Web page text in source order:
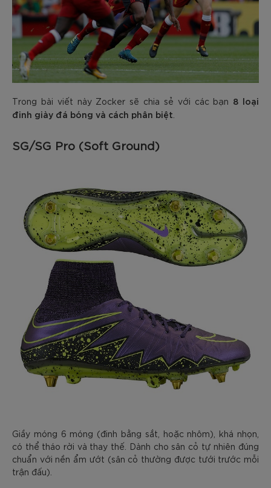
Trong bài viết này Zocker sẽ chia sẻ với các bạn 8 loại
đinh giày đá bóng và cách phân biệt
SG/SG Pro (Soft Ground)
Giầy móng 6 móng (đinh bằng sắt, hoặc nhôm), khá nhọn,
có thể tháo rời và thay thế. Dành cho sân cỏ tự nhiên đúng
chuẩn với nền ẩm ướt (sân cỏ thường được tưới trước mỗi
trận đấu).